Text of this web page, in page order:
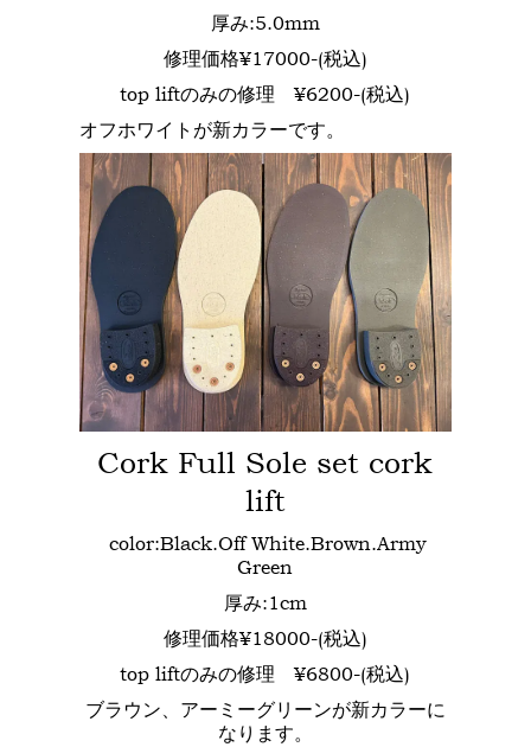
厚み:5.0mm
修理価格¥17000-(税込)
top liftのみの修理 ¥6200-(税込)
オフホワイトが新カラーです。
Cork Full Sole set cork
lift
color:Black.Off White.Brown.Army
Green
厚み:1cm
修理価格¥18000-(税込)
top liftのみの修理 ¥6800-(税込)
ブラウン、アーミーグリーンが新カラーに
なります。